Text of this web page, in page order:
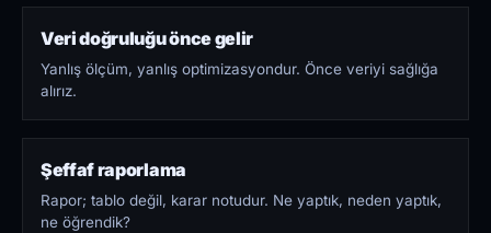
Veri doğruluğu önce gelir
Yanlış ölçüm, yanlış optimizasyondur. Önce veriyi sağlığa
alırız.
Şeffaf raporlama
Rapor; tablo değil, karar notudur. Ne yaptık, neden yaptık,
ne öğrendik?